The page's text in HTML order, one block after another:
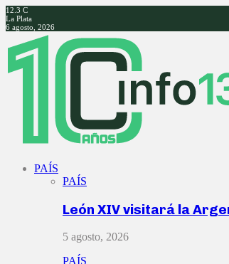
12.3 C
La Plata
6 agosto, 2026
Facebook
Twitter
Instagram
Youtube
PAÍS
PAÍS
León XIV visitará la
5 agosto, 2026
PAÍS